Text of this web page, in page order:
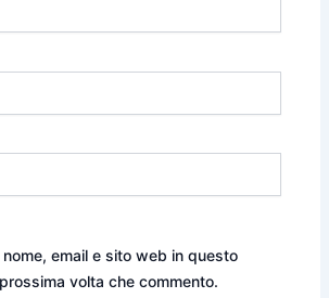
nome, email e sito web in questo
volta che commento.